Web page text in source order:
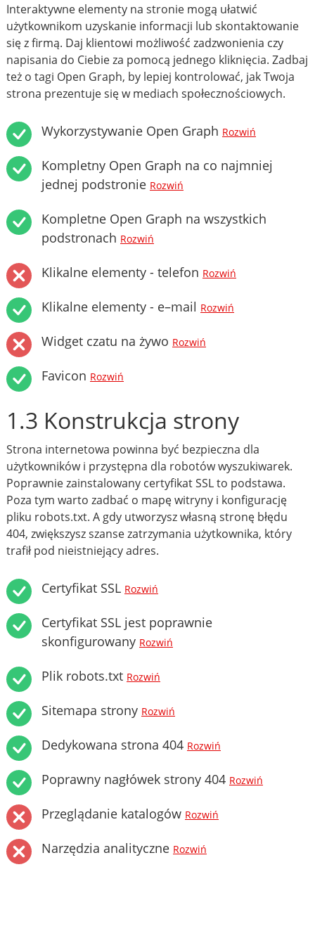
Interaktywne elementy na stronie mogą ułatwić
użytkownikom uzyskanie informacji lub skontaktowanie
się z firmą. Daj klientowi możliwość zadzwonienia czy
napisania do Ciebie za pomocą jednego kliknięcia. Zadbaj
też o tagi Open Graph, by lepiej kontrolować, jak Twoja
strona prezentuje się w mediach społecznościowych.
Wykorzystywanie Open Graph Rozwiń
Kompletny Open Graph na co najmniej
jednej podstronie Rozwiń
Kompletne Open Graph na wszystkich
podstronach Rozwiń
Klikalne elementy - telefon Rozwiń
Klikalne elementy - e–mail Rozwiń
Widget czatu na żywo Rozwiń
Favicon Rozwiń
1.3 Konstrukcja strony
Strona internetowa powinna być bezpieczna dla
użytkowników i przystępna dla robotów wyszukiwarek.
Poprawnie zainstalowany certyfikat SSL to podstawa.
Poza tym warto zadbać o mapę witryny i konfigurację
pliku robots.txt. A gdy utworzysz własną stronę błędu
404, zwiększysz szanse zatrzymania użytkownika, który
trafił pod nieistniejący adres.
Certyfikat SSL Rozwiń
Certyfikat SSL jest poprawnie
skonfigurowany Rozwiń
Plik robots.txt Rozwiń
Sitemapa strony Rozwiń
Dedykowana strona 404 Rozwiń
Poprawny nagłówek strony 404 Rozwiń
Przeglądanie katalogów Rozwiń
Narzędzia analityczne Rozwiń